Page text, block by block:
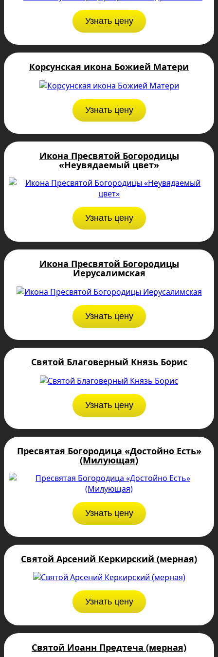
Узнать цену
Корсунская икона Божией Матери
Узнать цену
Икона Пресвятой Богородицы
«Неувядаемый цвет»
Узнать цену
Икона Пресвятой Богородицы
Иерусалимская
Узнать цену
Святой Благоверный Князь Борис
Узнать цену
Пресвятая Богородица «Достойно Есть»
(Милующая)
Узнать цену
Святой Арсений Керкирский (мерная)
Узнать цену
Святой Иоанн Предтеча (мерная)